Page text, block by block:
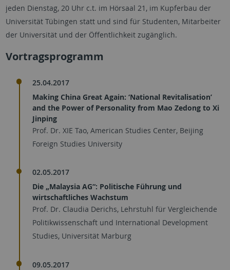
jeden Dienstag, 20 Uhr c.t. im Hörsaal 21, im Kupferbau der
Universität Tübingen statt und sind für Studenten, Mitarbeiter
der Universität und der Öffentlichkeit zugänglich.
Vortragsprogramm
25.04.2017
Making China Great Again: ‘National Revitalisation’
and the Power of Personality from Mao Zedong to Xi
Jinping
Prof. Dr. XIE Tao, American Studies Center, Beijing
Foreign Studies University
02.05.2017
Die „Malaysia AG“: Politische Führung und
wirtschaftliches Wachstum
Prof. Dr. Claudia Derichs, Lehrstuhl für Vergleichende
Politikwissenschaft und International Development
Studies, Universität Marburg
09.05.2017